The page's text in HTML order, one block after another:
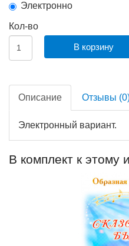
Описание Отзывы
Электронный вариант.
Электронно
Кол-во
В корзину
В комплект к этому